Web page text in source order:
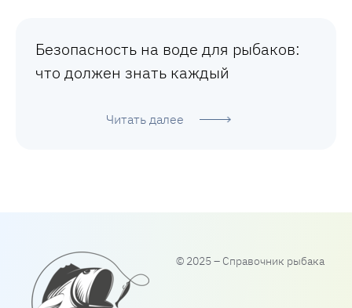
Безопасность на воде для рыбаков:
что должен знать каждый
Читать далее
© 2025 – Справочник рыбака